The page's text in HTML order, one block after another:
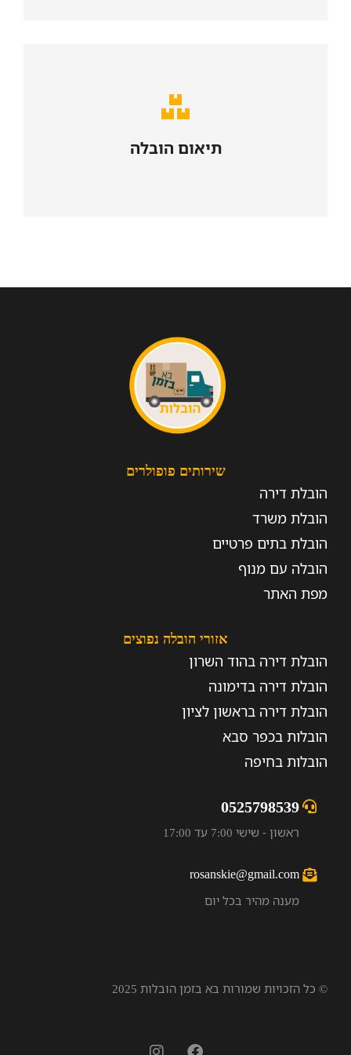
תיאום הובלה
הובלת דירה
הצעת מחיר
שירותים פופולרים
הובלת דירה
הובלת משרד
הובלת בתים פרטיים
הובלה עם מנוף
מפת האתר
אזורי הובלה נפוצים
הובלת דירה בהוד השרון
הובלת דירה בדימונה
הובלת דירה בראשון לציון
הובלות בכפר סבא
הובלות בחיפה
0525798539
ראשון - שישי 7:00 עד 17:00
rosanskie@gmail.com
מענה מהיר בכל יום
© כל הזכויות שמורות בא בזמן הובלות 2025